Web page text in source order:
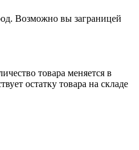
Возможно вы заграницей
товара меняется в
остатку товара на складе